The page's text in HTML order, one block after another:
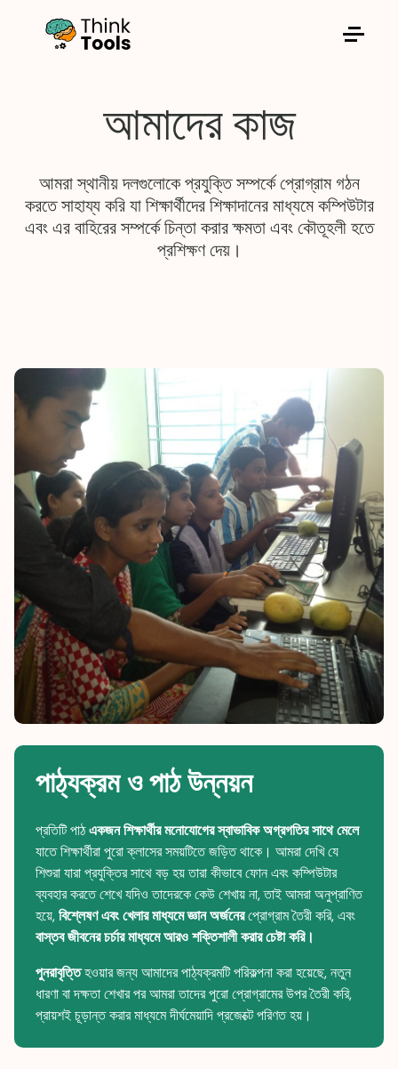
আমাদের কাজ
আমরা স্থানীয় দলগুলোকে প্রযুক্তি সম্পর্কে প্রোগ্রাম গঠন
করতে সাহায্য করি যা শিক্ষার্থীদের শিক্ষাদানের মাধ্যমে কম্পিউটার
এবং এর বাহিরের সম্পর্কে চিন্তা করার ক্ষমতা এবং কৌতূহলী হতে
প্রশিক্ষণ দেয়।
পাঠ্যক্রম ও পাঠ উন্নয়ন
প্রতিটি পাঠএকজন শিক্ষার্থীর মনোযোগের স্বাভাবিক অগ্রগতির সাথে মেলে
যাতে শিক্ষার্থীরা পুরো ক্লাসের সময়টিতে জড়িত থাকে। আমরা দেখি যে
শিশুরা যারা প্রযুক্তির সাথে বড় হয় তারা কীভাবে ফোন এবং কম্পিউটার
ব্যবহার করতে শেখে যদিও তাদেরকে কেউ শেখায় না, তাই আমরা অনুপ্রাণিত
হয়ে,বিশ্লেষণ এবং খেলার মাধ্যমে জ্ঞান অর্জনেরপ্রোগ্রাম তৈরী করি, এবং
বাস্তব জীবনের চর্চার মাধ্যমে আরও শক্তিশালী করার চেষ্টা করি।
পুনরাবৃত্তিহওয়ার জন্য আমাদের পাঠ্যক্রমটি পরিকল্পনা করা হয়েছে, নতুন
ধারণা বা দক্ষতা শেখার পর আমরা তাদের পুরো প্রোগ্রামের উপর তৈরী করি,
প্রায়শই চূড়ান্ত করার মাধ্যমে দীর্ঘমেয়াদি প্রজেক্টে পরিণত হয়।